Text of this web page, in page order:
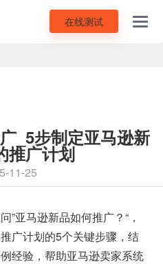
在线测试
_5步制定亚马逊新
推广计划
11-25
”亚马逊新品如何推广？“，
广计划的5个关键步骤，结
经验，帮助亚马逊卖家系统